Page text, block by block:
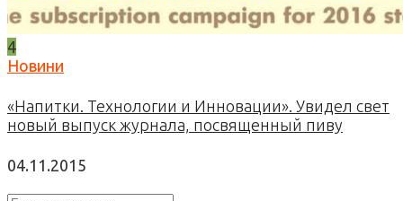
4
Новини
«Напитки. Технологии и Инновации». Увидел свет
новый выпуск журнала, посвященный пиву
04.11.2015